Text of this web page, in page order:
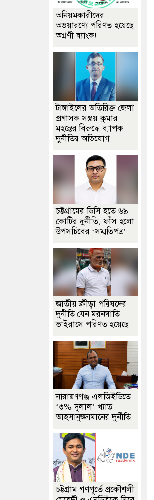
অনিয়মকারীদের
অভয়ারণ্যে পরিণত হয়েছে
অগ্রণী ব্যাংক!
টাঙ্গাইলের অতিরিক্ত জেলা
প্রশাসক সঞ্জয় কুমার
মহন্তের বিরুদ্ধে ব্যাপক
দুর্নীতির অভিযোগ
চট্টগ্রামের ডিসি হতে ৬৯
কোটির দুর্নীতি, ফাঁস হলো
উপসচিবের ‘সম্মতিপত্র’
জাতীয় ক্রীড়া পরিষদের
দুর্নীতি যেন মরনঘাতি
ভাইরাসে পরিণত হয়েছে
নারায়ণগঞ্জ এলজিইডিতে
‘৩% দুলাল’ খ্যাত
আহসানুজ্জামানের দুর্নীতি
চট্টগ্রাম গণপূর্তে প্রকৌশলী